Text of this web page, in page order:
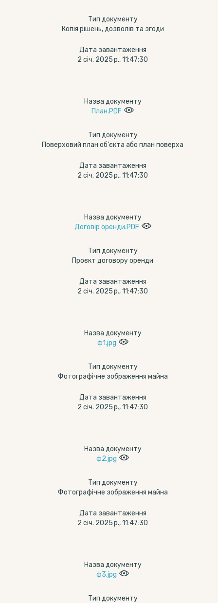
Тип документу
Копія рішень, дозволів та згоди
Дата завантаження
2 січ. 2025 р., 11:47:30
Назва документу
План.PDF
Тип документу
Поверховий план об'єкта або план поверха
Дата завантаження
2 січ. 2025 р., 11:47:30
Назва документу
Договір оренди.PDF
Тип документу
Проєкт договору оренди
Дата завантаження
2 січ. 2025 р., 11:47:30
Назва документу
ф1.jpg
Тип документу
Фотографічне зображення майна
Дата завантаження
2 січ. 2025 р., 11:47:30
Назва документу
ф2.jpg
Тип документу
Фотографічне зображення майна
Дата завантаження
2 січ. 2025 р., 11:47:30
Назва документу
ф3.jpg
Тип документу